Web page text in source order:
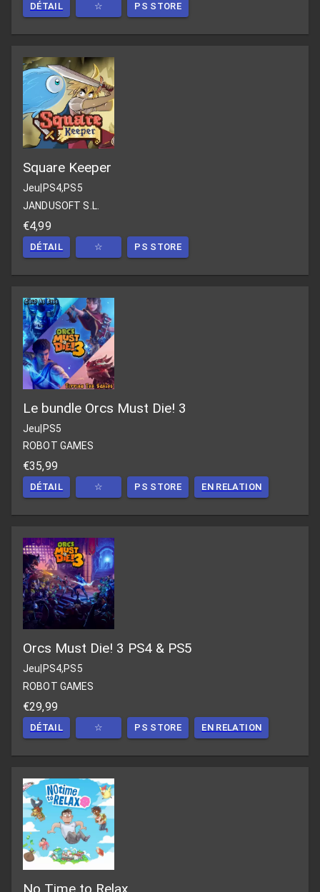
DÉTAIL ☆ PS STORE
Square Keeper
Jeu PS4,PS5
JANDUSOFT S.L.
€4,99
DÉTAIL ☆ PS STORE
Le bundle Orcs Must Die! 3
Jeu|PS5
ROBOT GAMES
€35,99
DÉTAIL ☆ PS STORE EN RELATION
Orcs Must Die! 3 PS4 & PS5
Jeu PS4,PS5
ROBOT GAMES
€29,99
DÉTAIL ☆ PS STORE EN RELATION
No Time to Relax